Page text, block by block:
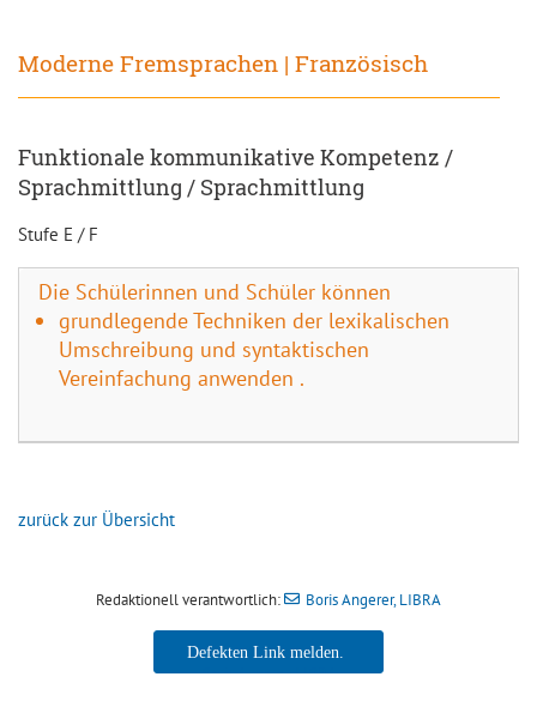
Moderne Fremsprachen | Französisch
Funktionale kommunikative Kompetenz /
Sprachmittlung / Sprachmittlung
Stufe E / F
Die Schülerinnen und Schüler können
grundlegende Techniken der lexikalischen
Umschreibung und syntaktischen
Vereinfachung anwenden .
zurück zur Übersicht
Redaktionell verantwortlich: Boris Angerer, LIBRA
Boris Angerer, LIBRA